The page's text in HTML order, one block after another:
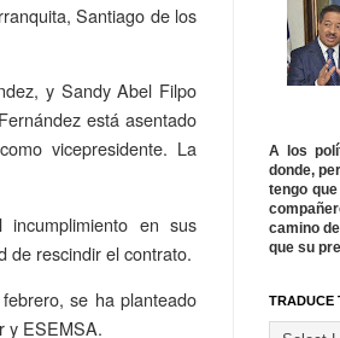
Santiago de los
y Sandy Abel Filpo
está asentado
vicepresidente. La
en sus
de rescindir el contrato.
se ha planteado
y ESEMSA.
A los
donde,
tengo
camino
que su
TRADUCE